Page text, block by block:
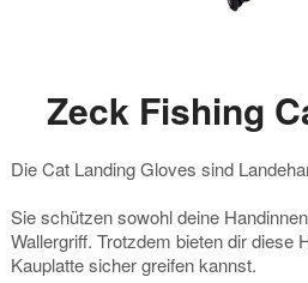
Zeck Fishing
Die Cat Landing Gloves sind
Sie schützen sowohl deine
Wallergriff. Trotzdem bieten dir diese
Kauplatte sicher greifen kannst.